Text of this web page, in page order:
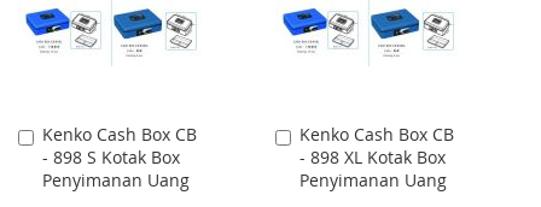
Kenko Cash Box CB
- 898 S Kotak Box
Penyimanan Uang
Add
to
Cart
Kenko Cash Box CB
- 898 XL Kotak Box
Penyimanan Uang
Add
to
Cart